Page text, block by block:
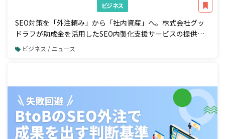
ビジネス
SEO対策を「外注頼み」から「社内資産」へ。株式会社グッ
ドラフが助成金を活用したSEO内製化支援サービスの提供を
開始ビジネス / ニュース